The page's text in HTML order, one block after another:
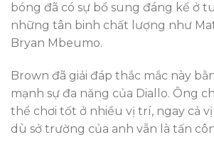
bóng đã có sự bổ sung đáng kể ở
những tân binh chất lượng như
Bryan Mbeumo.
Brown đã giải đáp thắc mắc này
mạnh sự đa năng của Diallo. Ông
thể chơi tốt ở nhiều vị trí, ngay cả
dù sở trường của anh vẫn là tấn